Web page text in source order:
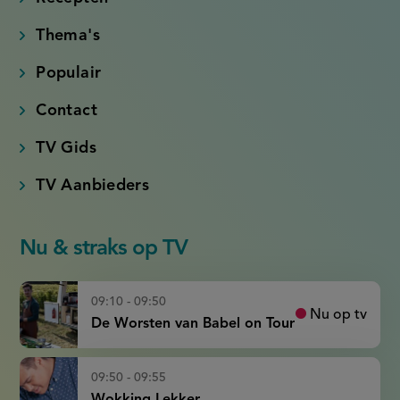
Thema's
Populair
Contact
TV Gids
TV Aanbieders
Nu & straks op TV
09:10 - 09:50
De Worsten van Babel on Tour
Nu op tv
09:50 - 09:55